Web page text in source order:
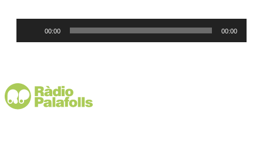
00:00 00:00